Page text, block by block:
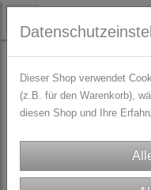
STOFFE ROCK-
Dieser Shop verwendet
(z.B. für den Warenkorb),
diesen Shop und Ihre